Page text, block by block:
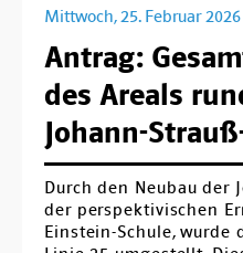
Mittwoch, 25. Februar 2026
Antrag:
des Areals
Johann-
Durch den Neubau der
der perspektivischen
Einstein-Schule, wurde